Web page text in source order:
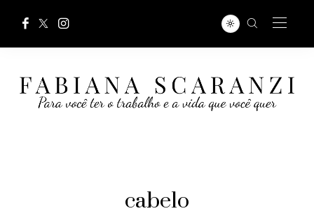
cabelo